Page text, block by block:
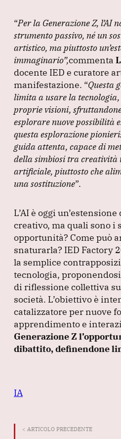
“Per la Generazione Z, l’AI
strumento passivo, né un
artistico, ma piuttosto
immaginario”,commenta
docente IED e curatore
manifestazione. “Questa
limita a usare la
proprie visioni,
esplorare nuove possibilità
questa esplorazione
guida attenta, capace di
della simbiosi tra creatività
artificiale, piuttosto che
una sostituzione”.
L’AI è oggi
creativo, ma quali sono i
opportunità? Come può
snaturarla? IED Factory
la semplice
tecnologia,
di riflessione collettiva
società. L’obiettivo è
catalizzatore per nuove
apprendimento e
Generazione Z
dibattito, definendone
IA
< ARTICOLO PRECEDENTE